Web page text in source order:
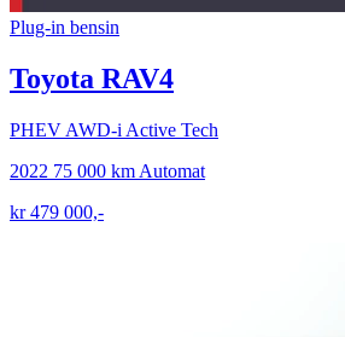
Plug-in bensin
Toyota RAV4
PHEV AWD-i Active Tech
2022 75 000 km Automat
kr 479 000,-